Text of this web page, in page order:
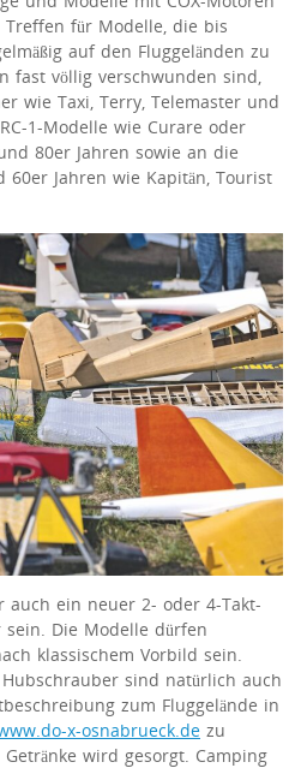
Treffen für Modelle, die bis
auf den Fluggeländen zu
fast völlig verschwunden sind,
wie Taxi, Terry, Telemaster und
1-Modelle wie Curare oder
80er Jahren sowie an die
Jahren wie Kapitän, Tourist
ein neuer 2- oder 4-Takt-
Die Modelle dürfen
klassischem Vorbild sein.
sind natürlich auch
zum Fluggelände in
x-osnabrueck.de zu
wird gesorgt. Camping